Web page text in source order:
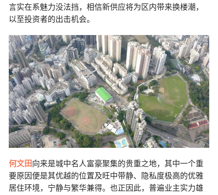
言实在系魅力没法挡， 相信新供应将为区内带来换楼潮，
以至投资者的出击机会。
何文田向来是城中名人富豪聚集的贵重之地，其中一个重
要原因便是其优越的位置及旺中带静、隐私度极高的优雅
居住环境， 宁静与繁华兼得。也正因此，普遍业主实力雄